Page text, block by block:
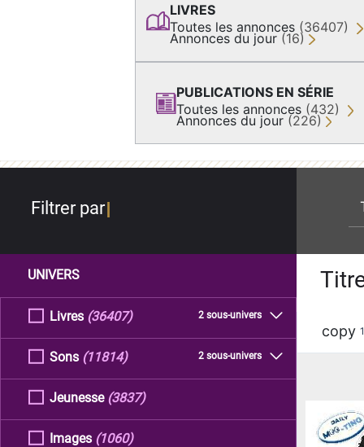
LIVRES
Toutes les annonces (36407)
Annonces du jour (16)
PUBLICATIONS EN SÉRIE
Toutes les annonces (432)
Annonces du jour (226)
Filtrer par
UNIVERS
Livres 2 sous-univers
(36407)
Sons 2 sous-univers
(11814)
Jeunesse (3837)
Images (1060)
copy